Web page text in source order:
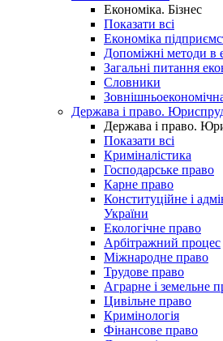
Економіка. Бізнес
Показати всі
Економіка
Допоміжні методи в
Загальні питання
Словники
Держава і право.
Держава і право.
Показати всі
Криміналістика
Господарське право
Карне право
Конституційне і
України
Екологічне право
Арбітражний процес
Міжнародне право
Трудове право
Аграрне і земельне
Цивільне право
Кримінологія
Фінансове право